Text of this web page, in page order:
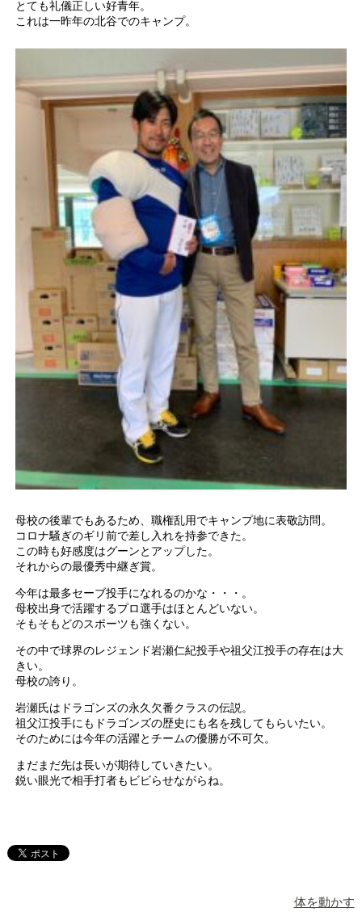
とても礼儀正しい好青年。
これは一昨年の北谷でのキャンプ。
母校の後輩でもあるため、職権乱用でキャンプ地に表敬訪問。
コロナ騒ぎのギリ前で差し入れを持参できた。
この時も好感度はグーンとアップした。
それからの最優秀中継ぎ賞。
今年は最多セーブ投手になれるのかな・・・。
母校出身で活躍するプロ選手はほとんどいない。
そもそもどのスポーツも強くない。
その中で球界のレジェンド岩瀬仁紀投手や祖父江投手の存在は大
きい。
母校の誇り。
岩瀬氏はドラゴンズの永久欠番クラスの伝説。
祖父江投手にもドラゴンズの歴史にも名を残してもらいたい。
そのためには今年の活躍とチームの優勝が不可欠。
まだまだ先は長いが期待していきたい。
鋭い眼光で相手打者もビビらせながらね。
体を動かす